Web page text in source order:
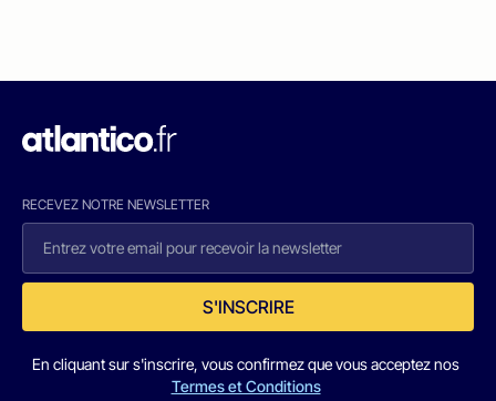
RECEVEZ NOTRE NEWSLETTER
S'INSCRIRE
En cliquant sur s'inscrire, vous confirmez que vous acceptez nos
Termes et Conditions